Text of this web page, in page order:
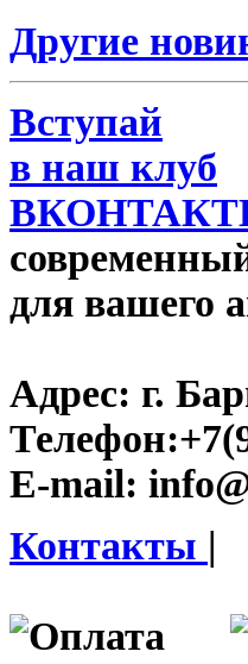
Другие
Вступай
в наш клуб
для вашего
Адрес: г.
Телефон:
E-mail:
Контакты